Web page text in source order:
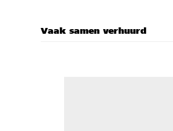
Vaak samen verhuurd